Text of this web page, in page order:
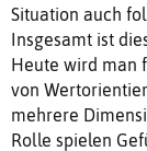
Situation auch
Insgesamt ist
Heute wird man
von
mehrere
Rolle spielen